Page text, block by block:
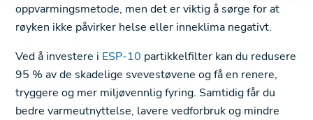
oppvarmingsmetode, men det er viktig å sørge for at
røyken ikke påvirker helse eller inneklima negativt.
Ved å investere i ESP-10 partikkelfilter kan du redusere
95 % av de skadelige svevestøvene og få en renere,
tryggere og mer miljøvennlig fyring. Samtidig får du
bedre varmeutnyttelse, lavere vedforbruk og mindre